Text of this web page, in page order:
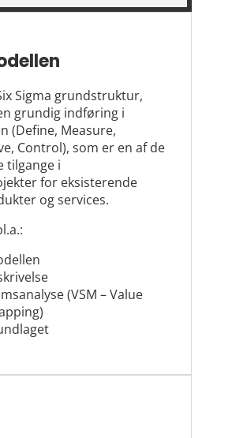
Sigma grundstruktur,
grundig indføring i
(Define, Measure,
Control), som er en af de
tilgange i
for eksisterende
og services.
(VSM – Value